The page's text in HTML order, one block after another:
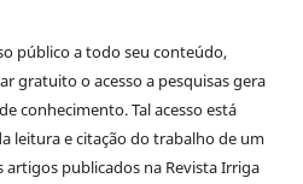
público a todo seu conteúdo,
gratuito o acesso a pesquisas gera
conhecimento. Tal acesso está
leitura e citação do trabalho de um
publicados na Revista Irriga